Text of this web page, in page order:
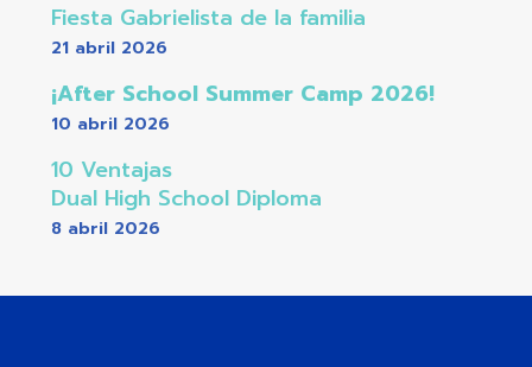
Fiesta Gabrielista de la familia
21 abril 2026
¡After School Summer Camp 2026!
10 abril 2026
10 Ventajas
Dual High School Diploma
8 abril 2026